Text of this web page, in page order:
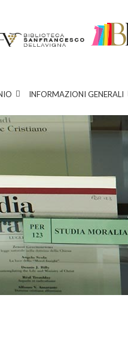
INFORMAZIONI GENERALI